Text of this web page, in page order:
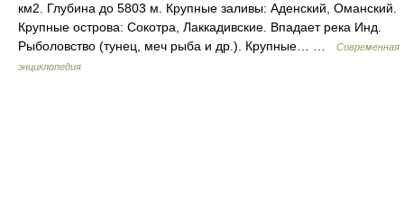
км2. Глубина до 5803 м. Крупные заливы: Аденский, Оманский.
Крупные острова: Сокотра, Лаккадивские. Впадает река Инд.
Рыболовство (тунец, меч рыба и др.). Крупные… …
Современная
энциклопедия